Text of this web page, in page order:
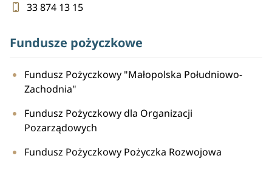
33 874 13 15
Fundusze pożyczkowe
Fundusz Pożyczkowy "Małopolska Południowo-
Zachodnia"
Fundusz Pożyczkowy dla Organizacji
Pozarządowych
Fundusz Pożyczkowy Pożyczka Rozwojowa